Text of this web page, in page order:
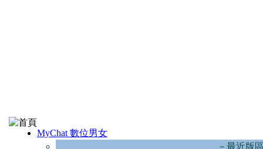
MyChat 數位男女
－最近版